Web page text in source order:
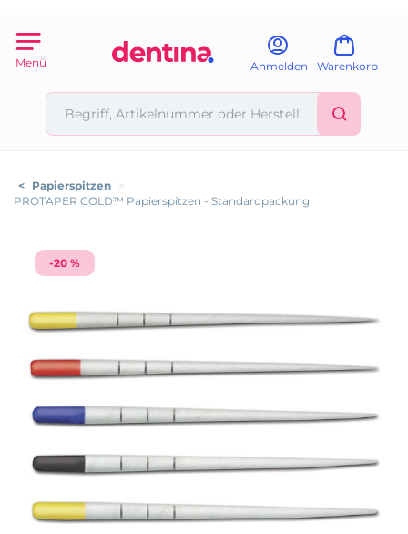
Menü Anmelden Warenkorb
< Papierspitzen >
PROTAPER GOLD™ Papierspitzen - Standardpackung
-20 %